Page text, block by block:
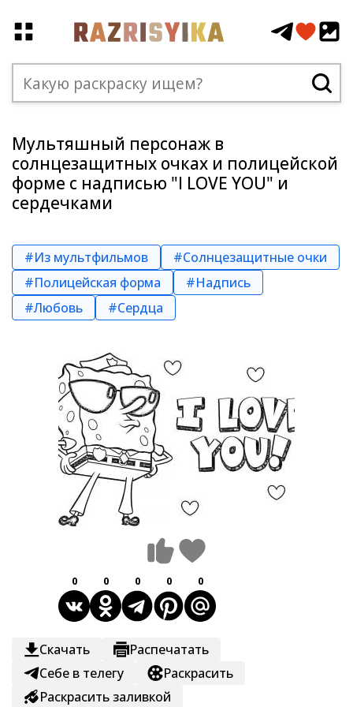
Мультяшный персонаж в
солнцезащитных очках и полицейской
форме с надписью "I LOVE YOU" и
сердечками
#Из мультфильмов
#Солнцезащитные очки
#Полицейская форма
#Надпись
#Любовь
#Сердца
0 0 0 0 0
Скачать
Распечатать
Себе в телегу
Раскрасить
Раскрасить заливкой